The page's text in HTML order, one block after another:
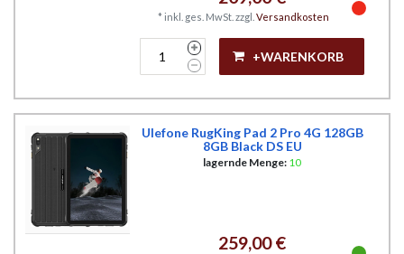
* inkl. ges. MwSt. zzgl. Versandkosten
+WARENKORB
Ulefone RugKing Pad 2 Pro 4G 128GB
8GB Black DS EU
lagernde Menge: 10
259,00 €